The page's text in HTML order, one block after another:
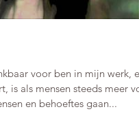
voor ben in mijn werk, en
is als mensen steeds meer
en behoeftes gaan...